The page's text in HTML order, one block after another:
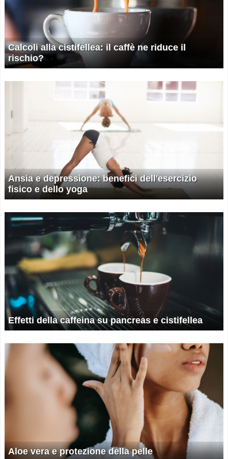
Calcoli alla cistifellea: il caffè ne riduce il
rischio?
Ansia e depressione: benefici dell'esercizio
fisico e dello yoga
Effetti della caffeina su pancreas e cistifellea
Aloe vera e protezione della pelle